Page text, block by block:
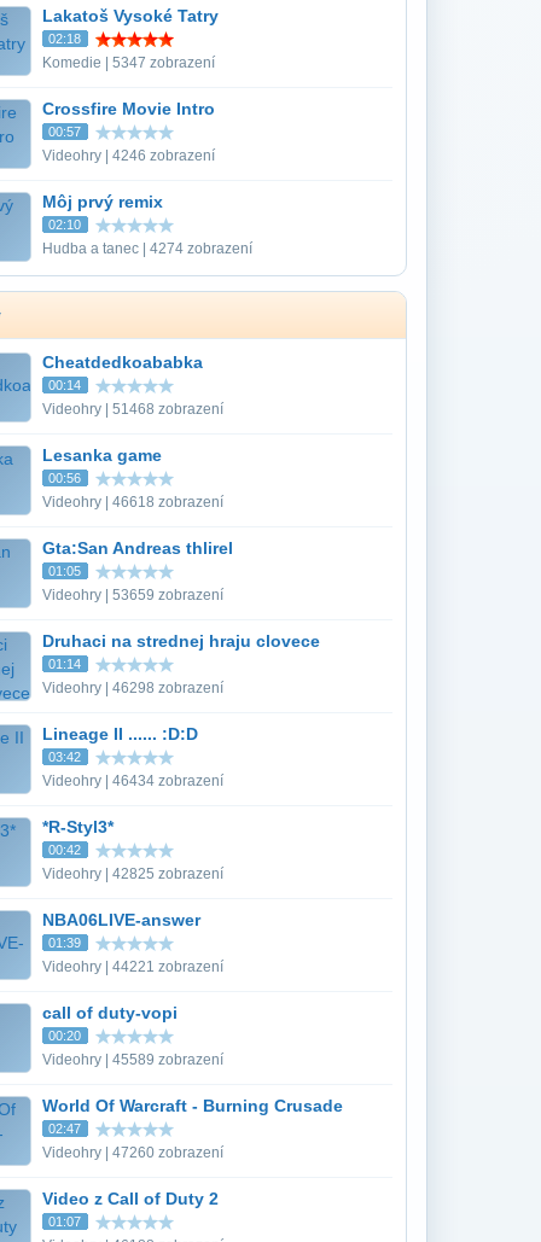
Lakatoš Vysoké Tatry
02:18
Komedie | 5347 zobrazení
Crossfire Movie Intro
00:57
Videohry | 4246 zobrazení
Môj prvý remix
02:10
Hudba a tanec | 4274 zobrazení
Cheatdedkoababka
00:14
Videohry | 51468 zobrazení
Lesanka game
00:56
Videohry | 46618 zobrazení
Gta:San Andreas thlirel
01:05
Videohry | 53659 zobrazení
Druhaci na strednej hraju clovece
01:14
Videohry | 46298 zobrazení
Lineage II ...... :D:D
03:42
Videohry | 46434 zobrazení
*R-Styl3*
00:42
Videohry | 42825 zobrazení
NBA06LIVE-answer
01:39
Videohry | 44221 zobrazení
call of duty-vopi
00:20
Videohry | 45589 zobrazení
World Of Warcraft - Burning Crusade
02:47
Videohry | 47260 zobrazení
Video z Call of Duty 2
01:07